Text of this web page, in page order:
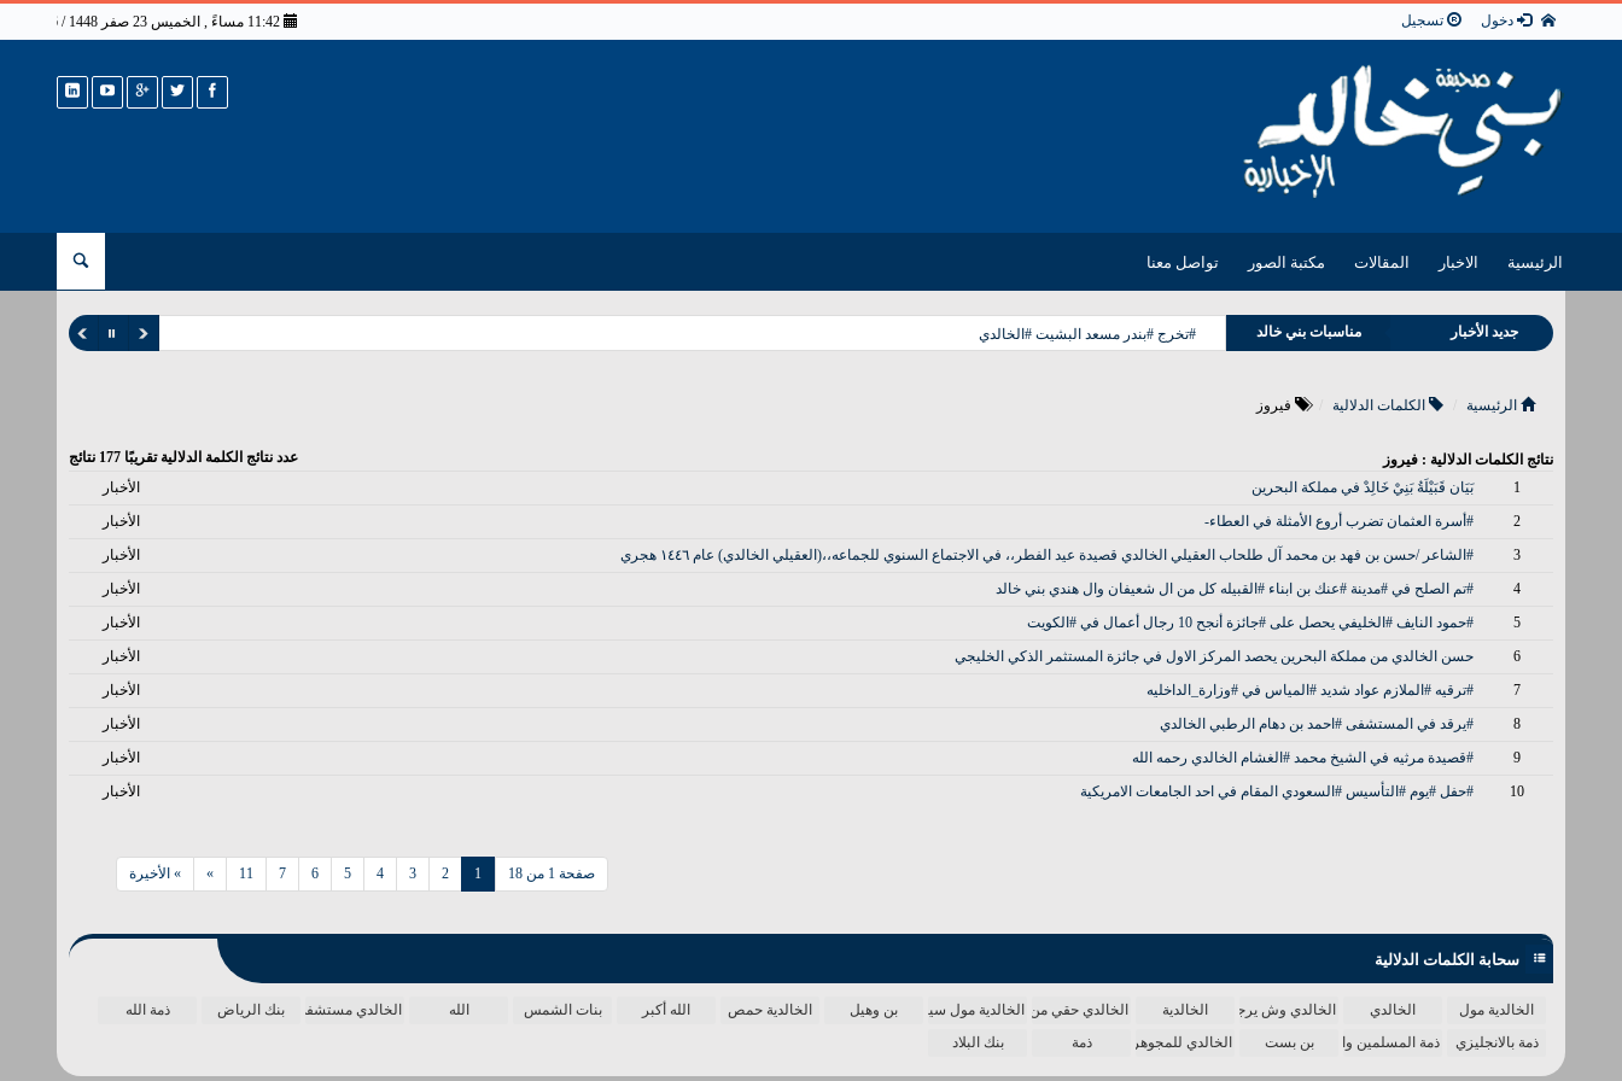
دخول تسجيل
الرئيسية الاخبار المقالات مكتبة الصور تواصل معنا
جديد الأخبار
وفيات بني خالد
مناسبات بني خالد #تخرج #بندر مسعد البشيت #الخالدي
الرئيسية الكلمات الدلالية فيروز
نتائج الكلمات الدلالية : فيروز عدد نتائج الكلمة الدلالية تقريبًا 177 نتائج
1
بَيَان قَبَيْلَةُ بَنِيْ خَالِدْ في مملكة البحرين
الأخبار
2
#أسرة العثمان تضرب أروع الأمثلة في العطاء-
الأخبار
3
#الشاعر /حسن بن فهد بن محمد آل طلحاب العقيلي الخالدي قصيدة عيد الفطر،، في الاجتماع السنوي للجماعه،،(العقيلي الخالدي) عام ١٤٤٦ هجري
الأخبار
4
#تم الصلح في #مدينة #عنك بن ابناء #القبيله كل من ال شعيفان وال هندي بني خالد
الأخبار
5
#حمود النايف #الخليفي يحصل على #جائزة أنجح 10 رجال أعمال في #الكويت
الأخبار
6
حسن الخالدي من مملكة البحرين يحصد المركز الاول في جائزة المستثمر الذكي الخليجي
الأخبار
7
#ترقيه #الملازم عواد شديد #المياس في #وزارة_الداخليه
الأخبار
8
#يرقد في المستشفى #احمد بن دهام الرطبي الخالدي
الأخبار
9
#قصيدة مرثيه في الشيخ محمد #الغشام الخالدي رحمه الله
الأخبار
10
#حفل #يوم #التأسيس #السعودي المقام في احد الجامعات الامريكية الأخبار
صفحة 1 من 18 1
2
3
4
5
6
7
11
» » الأخيرة
سحابة الكلمات الدلالية
الخالدية مول الخالدي الخالدي وش يرجع الخالدية الخالدي حقي من الدنياالخالدية مول سينما بن وهيل الخالدية حمص الله أكبر بنات الشمس الله الخالدي مستشفى بنك الرياض
ذمة الله
ذمة بالانجليزي
ذمة المسلمين واحدة بن بست الخالدي للمجوهرات ذمة بنك البلاد